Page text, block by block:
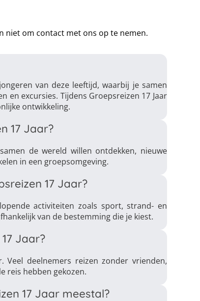
niet om contact met ons op te nemen.
van deze leeftijd, waarbij je samen
en excursies. Tijdens Groepsreizen 17 Jaar
ontwikkeling.
17 Jaar?
de wereld willen ontdekken, nieuwe
in een groepsomgeving.
17 Jaar?
activiteiten zoals sport, strand- en
van de bestemming die je kiest.
Jaar?
Veel deelnemers reizen zonder vrienden,
reis hebben gekozen.
17 Jaar meestal?